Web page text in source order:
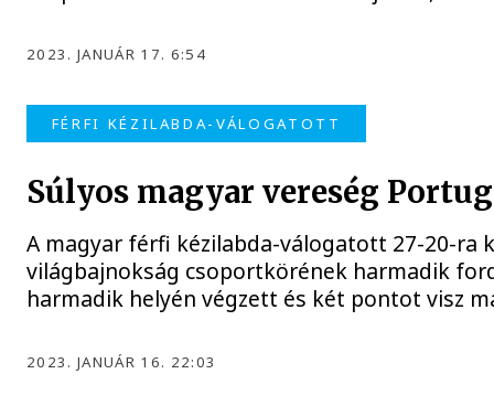
2023. JANUÁR 17. 6:54
FÉRFI KÉZILABDA-VÁLOGATOTT
Súlyos magyar vereség
A magyar férfi kézilabda-válogatott 27-20-
világbajnokság csoportkörének harmadik
harmadik helyén végzett és két pontot visz
2023. JANUÁR 16. 22:03